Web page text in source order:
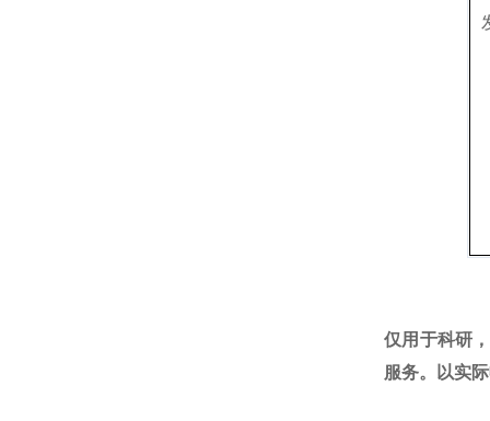
仅用于科研
服务。以实